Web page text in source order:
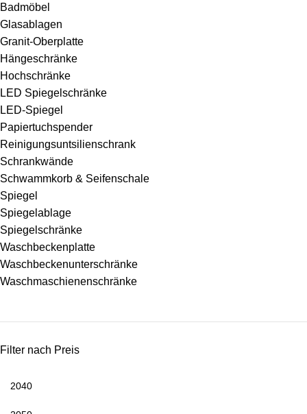
Badmöbel
Glasablagen
Granit-Oberplatte
Hängeschränke
Hochschränke
LED Spiegelschränke
LED-Spiegel
Papiertuchspender
Reinigungsuntsilienschrank
Schrankwände
Schwammkorb & Seifenschale
Spiegel
Spiegelablage
Spiegelschränke
Waschbeckenplatte
Waschbeckenunterschränke
Waschmaschienenschränke
Filter nach Preis